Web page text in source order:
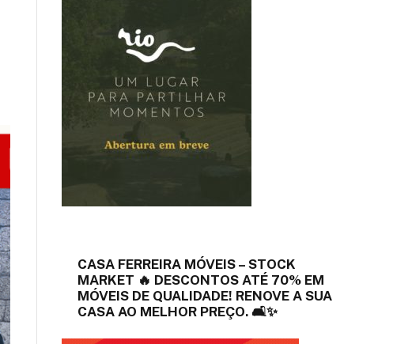
CASA FERREIRA MÓVEIS – STOCK
MARKET 🔥 DESCONTOS ATÉ 70% EM
MÓVEIS DE QUALIDADE! RENOVE A SUA
CASA AO MELHOR PREÇO. 🛋️✨